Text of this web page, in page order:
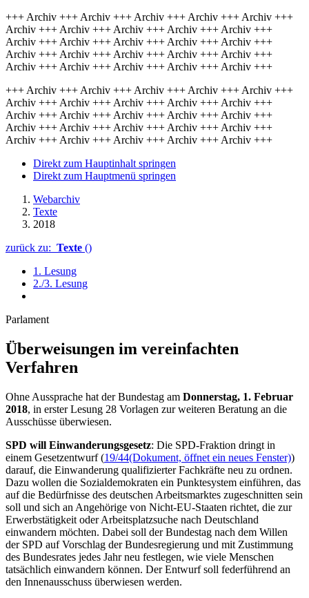
+++ Archiv +++ Archiv +++ Archiv +++ Archiv +++ Archiv +++
Archiv +++ Archiv +++ Archiv +++ Archiv +++ Archiv +++
Archiv +++ Archiv +++ Archiv +++ Archiv +++ Archiv +++
Archiv +++ Archiv +++ Archiv +++ Archiv +++ Archiv +++
Archiv +++ Archiv +++ Archiv +++ Archiv +++ Archiv +++
+++ Archiv +++ Archiv +++ Archiv +++ Archiv +++ Archiv +++
Archiv +++ Archiv +++ Archiv +++ Archiv +++ Archiv +++
Archiv +++ Archiv +++ Archiv +++ Archiv +++ Archiv +++
Archiv +++ Archiv +++ Archiv +++ Archiv +++ Archiv +++
Archiv +++ Archiv +++ Archiv +++ Archiv +++ Archiv +++
Direkt zum Hauptinhalt springen
Direkt zum Hauptmenü springen
Webarchiv
Texte
2018
zurück zu: Texte ()
1. Lesung
2./3. Lesung
Parlament
Überweisungen im vereinfachten
Verfahren
Ohne Aussprache hat der Bundestag am Donnerstag, 1. Februar
2018, in erster Lesung 28 Vorlagen zur weiteren Beratung an die
Ausschüsse überwiesen.
SPD will Einwanderungsgesetz: Die SPD-Fraktion dringt in
einem Gesetzentwurf (19/44(Dokument, öffnet ein neues Fenster))
darauf, die Einwanderung qualifizierter Fachkräfte neu zu ordnen.
Dazu wollen die Sozialdemokraten ein Punktesystem einführen, das
auf die Bedürfnisse des deutschen Arbeitsmarktes zugeschnitten sein
soll und sich an Angehörige von Nicht-EU-Staaten richtet, die zur
Erwerbstätigkeit oder Arbeitsplatzsuche nach Deutschland
einwandern möchten. Dabei soll der Bundestag nach dem Willen
der SPD auf Vorschlag der Bundesregierung und mit Zustimmung
des Bundesrates jedes Jahr neu festlegen, wie viele Menschen
tatsächlich einwandern können. Der Entwurf soll federführend an
den Innenausschuss überwiesen werden.